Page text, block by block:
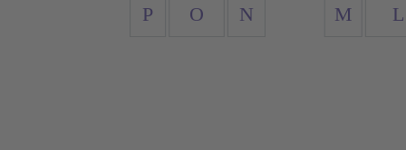
P O N M L